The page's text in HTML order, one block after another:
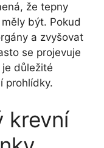
že tepny
být. Pokud
a zvyšovat
se projevuje
důležité
prohlídky.
krevní